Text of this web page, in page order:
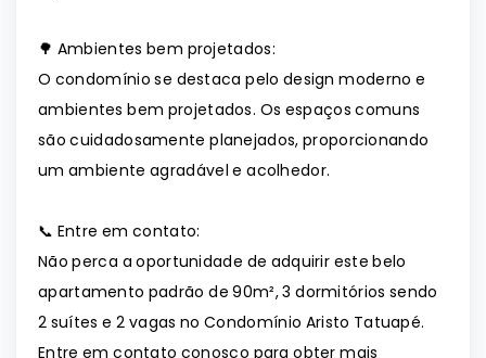
🌳 Ambientes bem projetados:
O condomínio se destaca pelo design moderno e
ambientes bem projetados. Os espaços comuns
são cuidadosamente planejados, proporcionando
um ambiente agradável e acolhedor.
📞 Entre em contato:
Não perca a oportunidade de adquirir este belo
apartamento padrão de 90m², 3 dormitórios sendo
2 suítes e 2 vagas no Condomínio Aristo Tatuapé.
Entre em contato conosco para obter mais